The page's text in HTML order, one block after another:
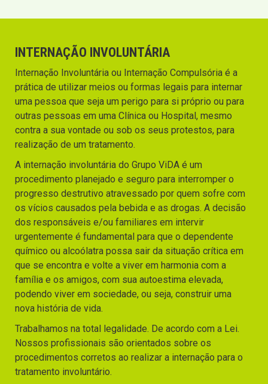
INTERNAÇÃO INVOLUNTÁRIA
Internação Involuntária ou Internação Compulsória é a
prática de utilizar meios ou formas legais para internar
uma pessoa que seja um perigo para si próprio ou para
outras pessoas em uma Clínica ou Hospital, mesmo
contra a sua vontade ou sob os seus protestos, para
realização de um tratamento.
A internação involuntária do Grupo ViDA é um
procedimento planejado e seguro para interromper o
progresso destrutivo atravessado por quem sofre com
os vícios causados pela bebida e as drogas. A decisão
dos responsáveis e/ou familiares em intervir
urgentemente é fundamental para que o dependente
químico ou alcoólatra possa sair da situação crítica em
que se encontra e volte a viver em harmonia com a
família e os amigos, com sua autoestima elevada,
podendo viver em sociedade, ou seja, construir uma
nova história de vida.
Trabalhamos na total legalidade. De acordo com a Lei.
Nossos profissionais são orientados sobre os
procedimentos corretos ao realizar a internação para o
tratamento involuntário.